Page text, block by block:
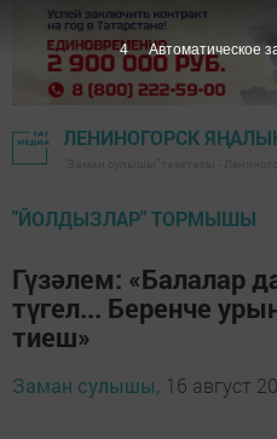
ЛЕНИНОГОРСК
"ЙОЛДЫЗЛАР" ТОРМЫШЫ
Гүзәлем: «Балалар
түгел... Беренче
тиеш»
Заман сулышы, 16 август
3 Автоматическое